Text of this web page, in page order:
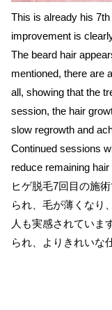
This is already his
improvement is
The beard hair
mentioned, there are
all, showing that the
session, the hair
slow regrowth and
Continued sessions
reduce remaining
ヒゲ脱毛7回目の施
られ、毛が薄くなり
人も実感されていま
られ、よりきれいな